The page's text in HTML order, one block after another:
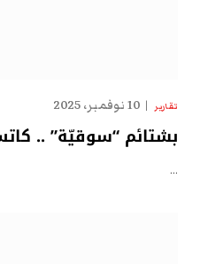
تقارير 10 نوفمبر، 2025
بشتائم “سوقيّة” ..
…